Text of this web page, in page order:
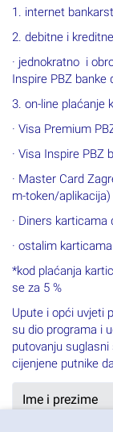
1. internet
2. debitne i
· jednokratno i
Inspire PBZ banke
3. on-line plaćanje
· Visa Premium
· Visa Inspire PBZ
· Master Card
m-token/aplikacija)
· Diners karticama
· ostalim
*kod plaćanja
se za 5 %
Upute i opći uvjeti
su dio programa i
putovanju
cijenjene putnike